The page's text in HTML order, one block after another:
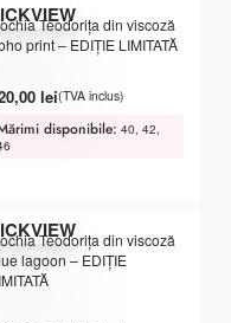
Teodorița din viscoză
print – EDIȚIE LIMITATĂ
la5.00din 5
lei(TVA inclus)
disponibile: 40, 42,
Teodorița din viscoză
lagoon – EDIȚIE